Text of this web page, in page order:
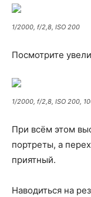
1/2000, f/2,8, ISO 200
Посмотрите
1/2000, f/2,8, ISO 200,
При всём этом
портреты, а
приятный.
Наводиться на